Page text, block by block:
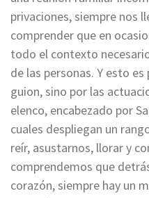
privaciones, siempre nos
comprender que en
todo el contexto
de las personas. Y esto
guion, sino por las
elenco, encabezado por
cuales despliegan un
reír, asustarnos, llorar y
comprendemos que
corazón, siempre hay un